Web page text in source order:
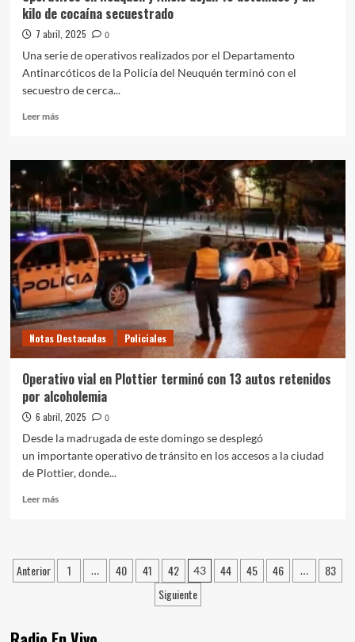
kilo de cocaína secuestrado
7 abril, 2025
0
Una serie de operativos realizados por el Departamento
Antinarcóticos de la Policía del Neuquén terminó con el
secuestro de cerca...
Leer másLeer
Operativos
en
Neuquén
y
Añelo
dejan
10
detenidos
y
un
kilo
de
cocaína
Notas Destacadas Policiales
Operativo vial en Plottier terminó con 13 autos retenidos
por alcoholemia
6 abril, 2025
0
Desde la madrugada de este domingo se desplegó
un importante operativo de tránsito en los accesos a la ciudad
de Plottier, donde...
Leer másLeer
vial
en
13
Paginación
entradas
Anterior 1 … 40 41 42 43 44 45 46 …
83
Siguiente